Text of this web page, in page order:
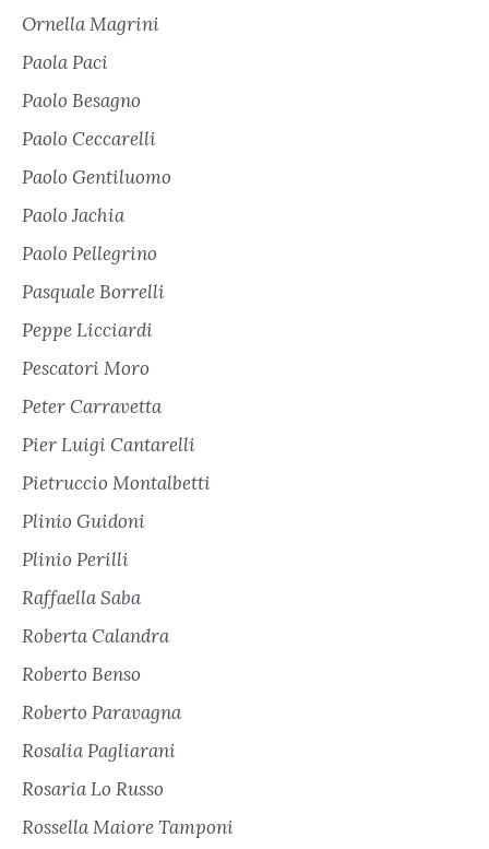
Ornella Magrini
Paola Paci
Paolo Besagno
Paolo Ceccarelli
Paolo Gentiluomo
Paolo Jachia
Paolo Pellegrino
Pasquale Borrelli
Peppe Licciardi
Pescatori Moro
Peter Carravetta
Pier Luigi Cantarelli
Pietruccio Montalbetti
Plinio Guidoni
Plinio Perilli
Raffaella Saba
Roberta Calandra
Roberto Benso
Roberto Paravagna
Rosalia Pagliarani
Rosaria Lo Russo
Rossella Maiore Tamponi